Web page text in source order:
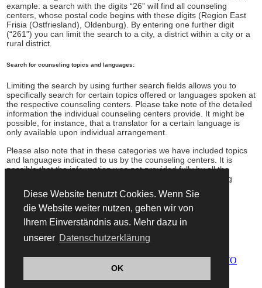
Diese Website benutzt Cookies. Wenn Sie
die Website weiter nutzen, gehen wir von
Ihrem Einverständnis aus. Mehr dazu in
unserer Datenschutzerklärung
OK
example: a search with the digits “26” will find all counseling
centers, whose postal code begins with these digits (Region East
Frisia (Ostfriesland), Oldenburg). By entering one further digit
(“261”) you can limit the search to a city, a district within a city or a
rural district.
Search for counseling topics and languages:
Limiting the search by using further search fields allows you to
specifically search for certain topics offered or languages spoken at
the respective counseling centers. Please take note of the detailed
information the individual counseling centers provide. It might be
possible, for instance, that a translator for a certain language is
only available upon individual arrangement.
Please also note that in these categories we have included topics
and languages indicated to us by the counseling centers. It is
possible that the information was not provided fully by all the
counseling centers. If in doubt, please contact the counseling
adressen.asyl.net is being promoted by UNHCR
Trägerorganisationen sind: